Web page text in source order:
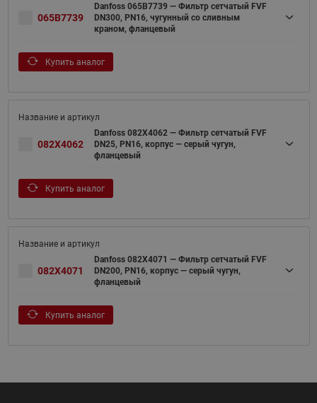
065B7739
Danfoss 065B7739 — Фильтр сетчатый FVF
DN300, PN16, чугунный со сливным
краном, фланцевый
Купить аналог
082X4062
Danfoss 082X4062 — Фильтр сетчатый FVF
DN25, PN16, корпус — серый чугун,
фланцевый
Купить аналог
082X4071
Danfoss 082X4071 — Фильтр сетчатый FVF
DN200, PN16, корпус — серый чугун,
фланцевый
Купить аналог